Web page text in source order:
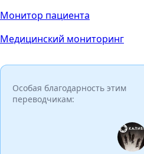
Монитор пациента
Медицинский мониторинг
Особая благодарность этим
переводчикам: